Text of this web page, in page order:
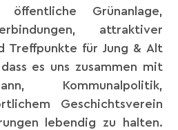
Grünanlage,
attraktiver
Treffpunkte für Jung & Alt
es uns zusammen mit
Kommunalpolitik,
Geschichtsverein
lebendig zu halten.